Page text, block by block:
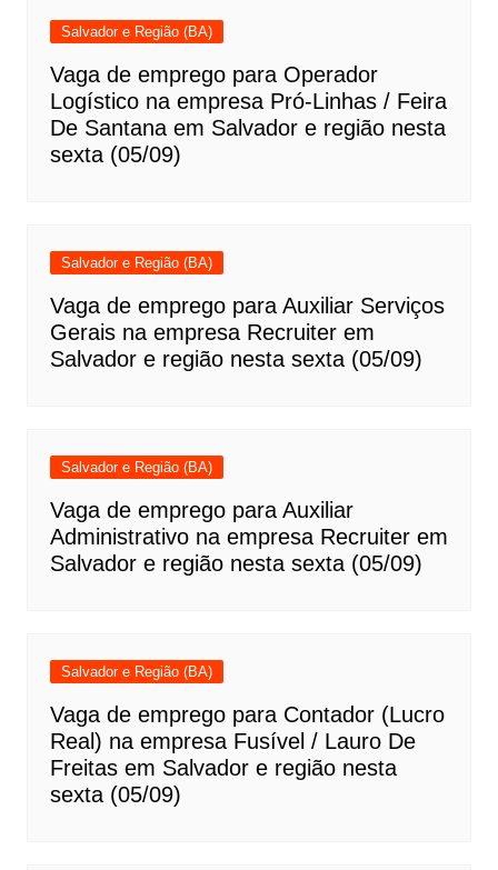
Salvador e Região (BA)
Vaga de emprego para Operador
Logístico na empresa Pró-Linhas / Feira
De Santana em Salvador e região nesta
sexta (05/09)
Salvador e Região (BA)
Vaga de emprego para Auxiliar Serviços
Gerais na empresa Recruiter em
Salvador e região nesta sexta (05/09)
Salvador e Região (BA)
Vaga de emprego para Auxiliar
Administrativo na empresa Recruiter em
Salvador e região nesta sexta (05/09)
Salvador e Região (BA)
Vaga de emprego para Contador (Lucro
Real) na empresa Fusível / Lauro De
Freitas em Salvador e região nesta
sexta (05/09)